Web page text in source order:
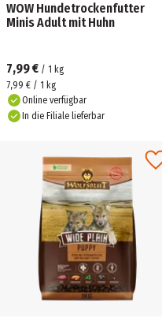
WOW Hundetrockenfutter
Minis Adult mit Huhn
7,99 € / 1 kg
7,99 € / 1 kg
Online verfügbar
In die Filiale lieferbar